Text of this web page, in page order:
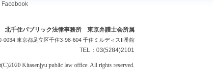
Facebook
北千住パブリック法律事務所 東京弁護士会所属
0034 東京都足立区千住3-98-604 千住ミルディスII番館
TEL：03(5284)2101
Kitasenjyu public law office. All rights reserved.